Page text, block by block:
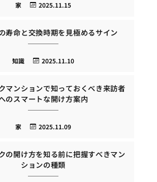
2025.11.15
家
寿命と交換時期を見極めるサイン
2025.11.10
知識
マンションで知っておくべき来訪者
のスマートな開け方案内
2025.11.09
家
の開け方を知る前に把握すべきマン
ションの種類